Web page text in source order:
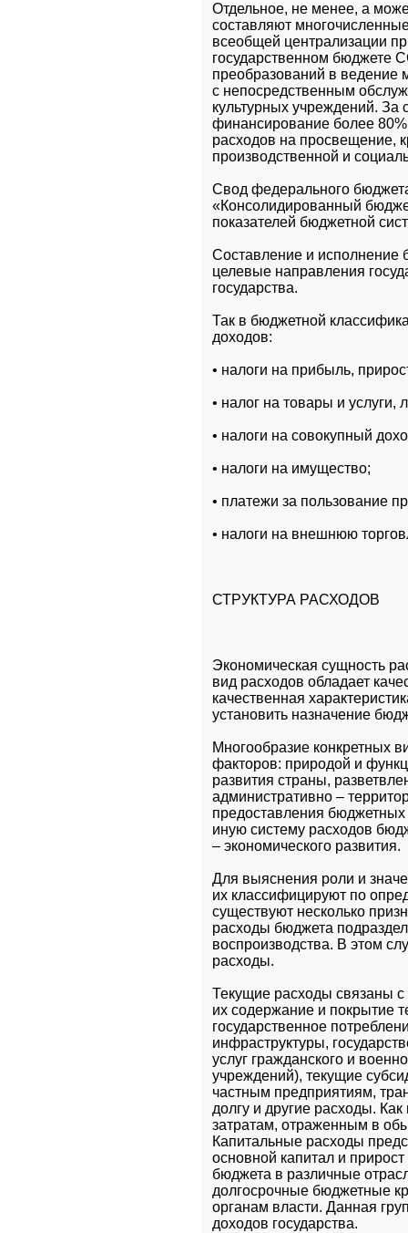
Отдельное, не менее, а
составляют
всеобщей централизации
государственном бюджете
преобразований в ведение
с непосредственным
культурных учреждений. За
финансирование более
расходов на просвещение,
производственной и
Свод федерального
«Консолидированный
показателей бюджетной
Составление и исполнение
целевые направления
государства.
Так в бюджетной
доходов:
• налоги на прибыль,
• налог на товары и
• налоги на совокупный
• налоги на имущество;
• платежи за пользование
• налоги на внешнюю
СТРУКТУРА РАСХОДОВ
Экономическая сущность
вид расходов обладает
качественная
установить назначение
Многообразие конкретных
факторов: природой и
развития страны,
административно –
предоставления бюджетных
иную систему расходов
– экономического развития.
Для выяснения роли и
их классифицируют по
существуют несколько
расходы бюджета
воспроизводства. В этом
расходы.
Текущие расходы связаны
их содержание и покрытие
государственное
инфраструктуры,
услуг гражданского и
учреждений), текущие
частным предприятиям,
долгу и другие расходы.
затратам, отраженным в
Капитальные расходы
основной капитал и
бюджета в различные
долгосрочные бюджетные
органам власти. Данная
доходов государства.